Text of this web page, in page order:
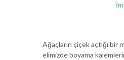
Ağaçların çiçek açtığı bir
elimizde boyama